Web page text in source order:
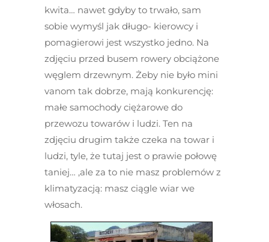
kwita… nawet gdyby to trwało, sam
sobie wymyśl jak długo- kierowcy i
pomagierowi jest wszystko jedno. Na
zdjęciu przed busem rowery obciążone
węglem drzewnym. Żeby nie było mini
vanom tak dobrze, mają konkurencję:
małe samochody ciężarowe do
przewozu towarów i ludzi. Ten na
zdjęciu drugim także czeka na towar i
ludzi, tyle, że tutaj jest o prawie połowę
taniej… ,ale za to nie masz problemów z
klimatyzacją: masz ciągle wiar we
włosach.